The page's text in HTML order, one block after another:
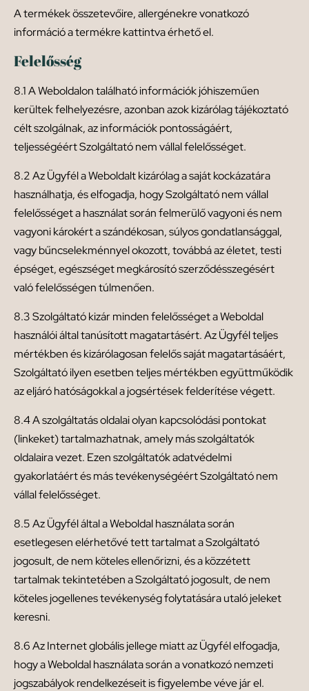
A termékek összetevőire, allergénekre vonatkozó
információ a termékre kattintva érhető el.
Felelősség
8.1 A Weboldalon található információk jóhiszeműen
kerültek felhelyezésre, azonban azok kizárólag tájékoztató
célt szolgálnak, az információk pontosságáért,
teljességéért Szolgáltató nem vállal felelősséget.
8.2 Az Ügyfél a Weboldalt kizárólag a saját kockázatára
használhatja, és elfogadja, hogy Szolgáltató nem vállal
felelősséget a használat során felmerülő vagyoni és nem
vagyoni károkért a szándékosan, súlyos gondatlansággal,
vagy bűncselekménnyel okozott, továbbá az életet, testi
épséget, egészséget megkárosító szerződésszegésért
való felelősségen túlmenően.
8.3 Szolgáltató kizár minden felelősséget a Weboldal
használói által tanúsított magatartásért. Az Ügyfél teljes
mértékben és kizárólagosan felelős saját magatartásáért,
Szolgáltató ilyen esetben teljes mértékben együttműködik
az eljáró hatóságokkal a jogsértések felderítése végett.
8.4 A szolgáltatás oldalai olyan kapcsolódási pontokat
(linkeket) tartalmazhatnak, amely más szolgáltatók
oldalaira vezet. Ezen szolgáltatók adatvédelmi
gyakorlatáért és más tevékenységéért Szolgáltató nem
vállal felelősséget.
8.5 Az Ügyfél által a Weboldal használata során
esetlegesen elérhetővé tett tartalmat a Szolgáltató
jogosult, de nem köteles ellenőrizni, és a közzétett
tartalmak tekintetében a Szolgáltató jogosult, de nem
köteles jogellenes tevékenység folytatására utaló jeleket
keresni.
8.6 Az Internet globális jellege miatt az Ügyfél elfogadja,
hogy a Weboldal használata során a vonatkozó nemzeti
jogszabályok rendelkezéseit is figyelembe véve jár el.